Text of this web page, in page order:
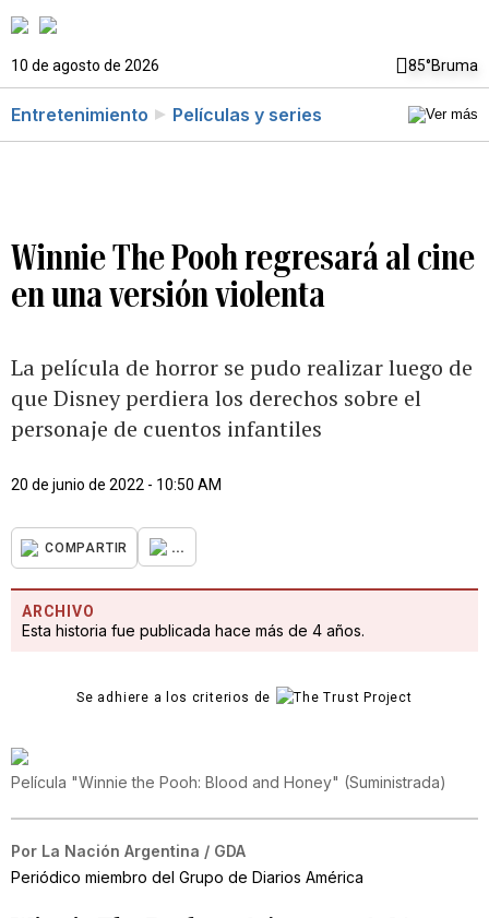
10 de agosto de 2026 85°Bruma
Entretenimiento Películas y series
Winnie The Pooh regresará al cine
en una versión violenta
La película de horror se pudo realizar luego de
que Disney perdiera los derechos sobre el
personaje de cuentos infantiles
20 de junio de 2022 - 10:50 AM
COMPARTIR ...
ARCHIVO
Esta historia fue publicada hace más de 4 años.
Se adhiere a los criterios de
Película "Winnie the Pooh: Blood and Honey" (Suministrada)
Por La Nación Argentina / GDA
Periódico miembro del Grupo de Diarios América